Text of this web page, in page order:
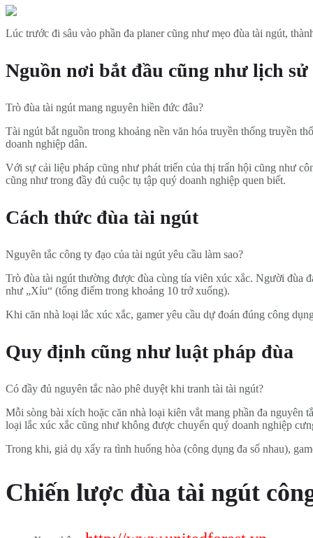
Lúc trước đi sâu vào phần đa planer cũng như mẹo đùa tài ngút,
Nguồn nơi bắt đầu cũng như lịch sử
Trò đùa tài ngút mang nguyên hiền đức đâu?
Tài ngút bắt nguồn trong khoảng nền văn hóa truyền thống truyền
doanh nghiệp dân.
Với sự cải liệu pháp cũng như phát triển của thị trấn hội cũng như
cũng như trong đầy đủ cuộc tụ tập quý doanh nghiệp quen biết.
Cách thức đùa tài ngút
Nguyên tắc công ty đạo của tài ngút yêu cầu làm sao?
Trò đùa tài ngút thường được đùa cùng tía viên xúc xắc. Người đùa
như „Xỉu“ (tổng điểm trong khoảng 10 trở xuống).
Khi căn nhà loại lắc xúc xắc, gamer yêu cầu dự đoán đúng công
Quy định cũng như luật pháp đùa
Có đầy đủ nguyên tắc nào phê duyệt khi tranh tài tài ngút?
Mỗi sòng bài xích hoặc căn nhà loại kiên vắt mang phần đa
loại lắc xúc xắc cũng như không được chuyển quý doanh nghiệp
Trong khi, giả dụ xẩy ra tình huống hòa (công dụng đa số nhau),
Chiến lược đùa tài ngút